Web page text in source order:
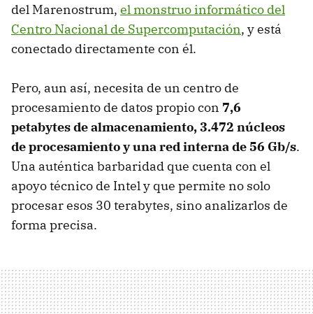
del Marenostrum, el monstruo informático del
Centro Nacional de Supercomputación, y está
conectado directamente con él.
Pero, aun así, necesita de un centro de
procesamiento de datos propio con 7,6
petabytes de almacenamiento, 3.472 núcleos
de procesamiento y una red interna de 56 Gb/s.
Una auténtica barbaridad que cuenta con el
apoyo técnico de Intel y que permite no solo
procesar esos 30 terabytes, sino analizarlos de
forma precisa.